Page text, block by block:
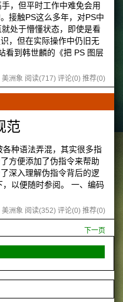
，但平时工作中难免会用
接触PS这么多年，对PS中
处于懵懂状态，即使是看
，但在实际操作中仍旧无
看到韩世麟的《把 PS 图层
洲象 阅读(717) 评论(0) 推荐(0)
范
种语法弄混，其实很多指
方便添加了伪指令来帮助
深入理解伪指令背后的逻
以便随时参阅。 一、编码
洲象 阅读(352) 评论(0) 推荐(0)
下一页